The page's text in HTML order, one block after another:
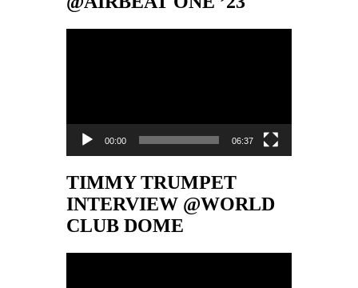
00:00 06:37
TIMMY TRUMPET
INTERVIEW @WORLD
CLUB DOME